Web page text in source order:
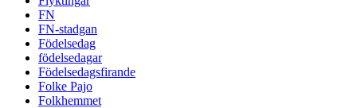
FN
FN-stadgan
Födelsedag
födelsedagar
Födelsedagsfirande
Folke Pajo
Folkhemmet